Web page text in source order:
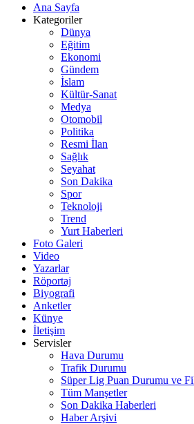
Ana Sayfa
Kategoriler
Dünya
Eğitim
Ekonomi
Gündem
İslam
Kültür-Sanat
Medya
Otomobil
Politika
Resmi İlan
Sağlık
Seyahat
Son Dakika
Spor
Teknoloji
Trend
Yurt Haberleri
Foto Galeri
Video
Yazarlar
Röportaj
Biyografi
Anketler
Künye
İletişim
Servisler
Hava Durumu
Trafik Durumu
Süper Lig Puan Durumu ve
Tüm Manşetler
Son Dakika Haberleri
Haber Arşivi